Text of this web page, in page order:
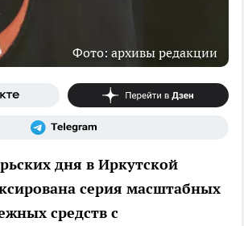
Фото: архивы редакции
дня в Иркутской
серия масштабных
средств с